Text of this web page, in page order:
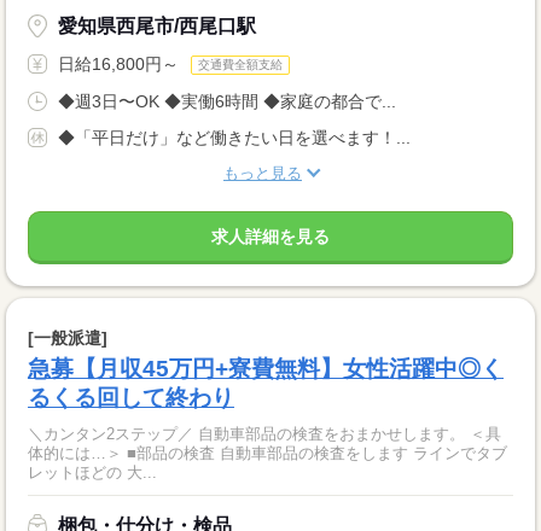
愛知県西尾市/西尾口駅
日給16,800円～ 交通費全額支給
◆週3日〜OK ◆実働6時間 ◆家庭の都合で...
◆「平日だけ」など働きたい日を選べます！...
もっと見る
求人詳細を見る
[一般派遣]
急募【月収45万円+寮費無料】女性活躍中◎く
るくる回して終わり
＼カンタン2ステップ／ 自動車部品の検査をおまかせします。 ＜具
体的には…＞ ■部品の検査 自動車部品の検査をします ラインでタブ
レットほどの 大...
梱包・仕分け・検品